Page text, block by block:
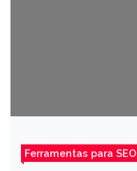
Ferramentas para SEO